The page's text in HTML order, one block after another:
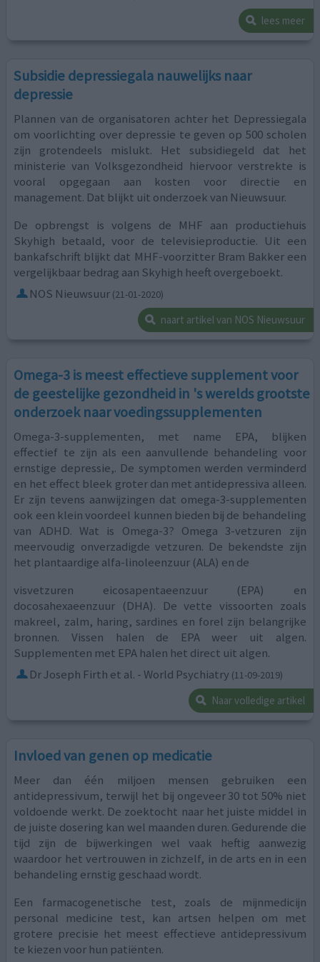
lees meer
Subsidie depressiegala nauwelijks naar
depressie
Plannen van de organisatoren achter het Depressiegala
om voorlichting over depressie te geven op 500 scholen
zijn grotendeels mislukt. Het subsidiegeld dat het
ministerie van Volksgezondheid hiervoor verstrekte is
vooral opgegaan aan kosten voor directie en
management. Dat blijkt uit onderzoek van Nieuwsuur.
De opbrengst is volgens de MHF aan productiehuis
Skyhigh betaald, voor de televisieproductie. Uit een
bankafschrift blijkt dat MHF-voorzitter Bram Bakker een
vergelijkbaar bedrag aan Skyhigh heeft overgeboekt.
NOS Nieuwsuur (21-01-2020)
naart artikel van NOS Nieuwsuur
Omega-3 is meest effectieve supplement voor
de geestelijke gezondheid in 's werelds grootste
onderzoek naar voedingssupplementen
Omega-3-supplementen, met name EPA, blijken
effectief te zijn als een aanvullende behandeling voor
ernstige depressie,. De symptomen werden verminderd
en het effect bleek groter dan met antidepressiva alleen.
Er zijn tevens aanwijzingen dat omega-3-supplementen
ook een klein voordeel kunnen bieden bij de behandeling
van ADHD. Wat is Omega-3? Omega 3-vetzuren zijn
meervoudig onverzadigde vetzuren. De bekendste zijn
het plantaardige alfa-linoleenzuur (ALA) en de
visvetzuren eicosapentaeenzuur (EPA) en
docosahexaeenzuur (DHA). De vette vissoorten zoals
makreel, zalm, haring, sardines en forel zijn belangrijke
bronnen. Vissen halen de EPA weer uit algen.
Supplementen met EPA halen het direct uit algen.
Dr Joseph Firth et al. - World Psychiatry (11-09-2019)
Naar volledige artikel
Invloed van genen op medicatie
Meer dan één miljoen mensen gebruiken een
antidepressivum, terwijl het bij ongeveer 30 tot 50% niet
voldoende werkt. De zoektocht naar het juiste middel in
de juiste dosering kan wel maanden duren. Gedurende die
tijd zijn de bijwerkingen wel vaak heftig aanwezig
waardoor het vertrouwen in zichzelf, in de arts en in een
behandeling ernstig geschaad wordt.
Een farmacogenetische test, zoals de mijnmedicijn
personal medicine test, kan artsen helpen om met
grotere precisie het meest effectieve antidepressivum
te kiezen voor hun patiënten.